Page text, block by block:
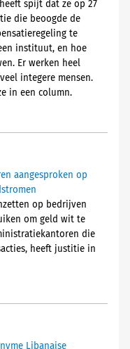
spijt dat ze op 27
die beoogde de
te
instituut, en hoe
Er werken heel
integere mensen.
in een column.
aangesproken op
op bedrijven
om geld wit te
die
heeft justitie in
Libanaise